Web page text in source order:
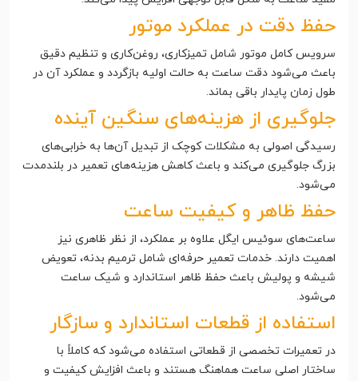
حفظ دقت در عملکرد موتور
سرویس کامل موتور شامل تمیزکاری، روغن‌کاری و تنظیم دقیق
باعث می‌شود دقت ساعت به حالت اولیه بازگردد و عملکرد آن در
طول زمان پایدار باقی بماند.
جلوگیری از هزینه‌های سنگین آینده
رسیدگی اصولی به مشکلات کوچک از تبدیل آن‌ها به خرابی‌های
بزرگ جلوگیری می‌کند و باعث کاهش هزینه‌های تعمیر در بلندمدت
می‌شود.
حفظ ظاهر و کیفیت ساعت
ساعت‌های سوئیس ایگل علاوه بر عملکرد، از نظر ظاهری نیز
اهمیت دارند. خدمات تعمیر حرفه‌ای شامل ترمیم بدنه، تعویض
شیشه و پولیش باعث حفظ ظاهر استاندارد و شیک ساعت
می‌شود.
استفاده از قطعات استاندارد و سازگار
در تعمیرات تخصصی از قطعاتی استفاده می‌شود که کاملاً با
ساختار اصلی ساعت هماهنگ هستند و باعث افزایش کیفیت و